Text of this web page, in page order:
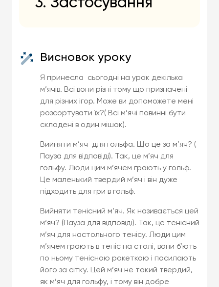
Висновок уроку
Я принесла сьогодні на урок декілька
м’ячів. Всі вони різні тому що призначені
для різних ігор. Може ви допоможете мені
розсортувати їх?( Всі м’ячі повинні бути
складені в один мішок).
Вийняти м’яч для гольфа. Що це за м’яч? (
Пауза для відповіді). Так, це м’яч для
гольфу. Люди цим м’ячем грають у гольф.
Це маленький твердий м’яч і він дуже
підходить для гри в гольф.
Вийняти тенісний м’яч. Як називається цей
м‘яч? (Пауза для відповіді). Так, це тенісний
м’яч для настольного тенісу. Люди цим
м’ячем грають в теніс на столі, вони б’ють
по ньому тенісною ракеткою і посилають
його за сітку. Цей м’яч не такий твердий,
як м’яч для гольфу, і тому він добре